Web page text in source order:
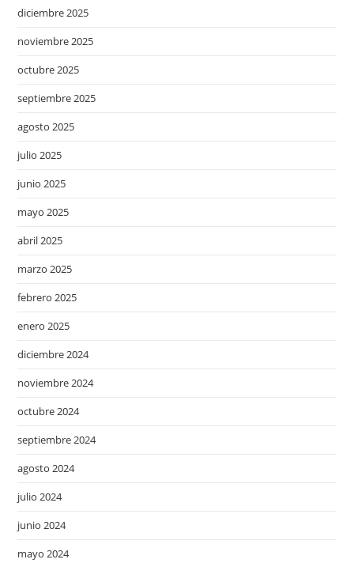
diciembre 2025
noviembre 2025
octubre 2025
septiembre 2025
agosto 2025
julio 2025
junio 2025
mayo 2025
abril 2025
marzo 2025
febrero 2025
enero 2025
diciembre 2024
noviembre 2024
octubre 2024
septiembre 2024
agosto 2024
julio 2024
junio 2024
mayo 2024